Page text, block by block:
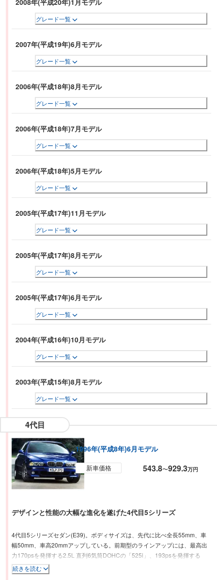
2008年(平成20年)1月モデル
グレード一覧
2007年(平成19年)6月モデル
グレード一覧
2006年(平成18年)8月モデル
グレード一覧
2006年(平成18年)7月モデル
グレード一覧
2006年(平成18年)5月モデル
グレード一覧
2005年(平成17年)11月モデル
グレード一覧
2005年(平成17年)8月モデル
グレード一覧
2005年(平成17年)6月モデル
グレード一覧
2004年(平成16年)10月モデル
グレード一覧
2003年(平成15年)8月モデル
グレード一覧
4代目
1996年(平成8年)6月モデル
新車価格 543.8〜929.3万円
デザインと性能の大幅な進化を遂げた4代目5シリーズ
4代目5シリーズセダン(E39)。ボディサイズは、先代に比べ全長55mm、車
幅50mm、車高20mmアップしている。前期型のラインアップには、最高出
力170psを発揮する2.5L 直列6気筒DOHCの「525i」、193psを発揮する
2.8L 直列6気筒DOHCの「528i」、286psを発揮する4.4LのV型8気筒DOHC
が搭載される「540i」など。安全装備ではASC+Tを標準装備、前席左右のエ
続きを読む